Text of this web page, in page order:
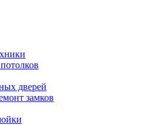
дверей
замков